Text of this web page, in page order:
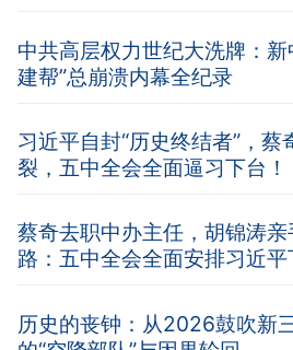
中共高层权力世纪大洗牌：
建帮”总崩溃内幕全纪录
习近平自封“历史终结者”，
裂，五中全会全面逼习下台！
蔡奇去职中办主任，胡锦涛
路：五中全会全面安排习近
历史的丧钟：从2026鼓吹新